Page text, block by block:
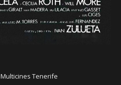
Multicines Tenerife